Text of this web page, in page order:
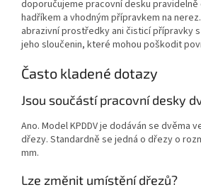
doporučujeme pracovní desku
hadříkem a vhodným přípravkem na
abrazivní prostředky ani čisticí přípravky
jeho sloučenin, které mohou poškodit
Často kladené dotazy
Jsou součástí pracovní desky
Ano. Model KPDDV je dodáván se dvěma
dřezy. Standardně se jedná o dřezy o
mm.
Lze změnit umístění dřezů?